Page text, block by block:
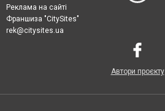
Реклама на сайті
Франшиза "CitySites"
rek@citysites.ua
Автори проєкту